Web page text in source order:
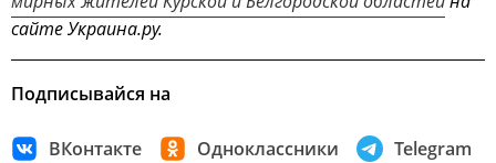
сайте Украина.ру.
Подписывайся на
ВКонтакте Одноклассники Telegram